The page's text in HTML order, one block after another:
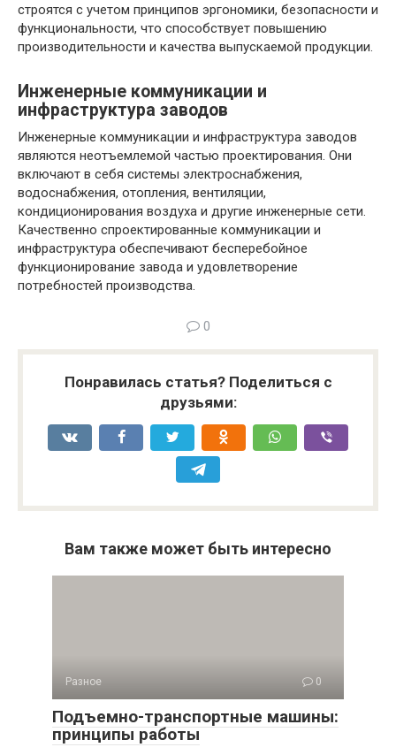
строятся с учетом принципов эргономики, безопасности и
функциональности, что способствует повышению
производительности и качества выпускаемой продукции.
Инженерные коммуникации и
инфраструктура заводов
Инженерные коммуникации и инфраструктура заводов
являются неотъемлемой частью проектирования. Они
включают в себя системы электроснабжения,
водоснабжения, отопления, вентиляции,
кондиционирования воздуха и другие инженерные сети.
Качественно спроектированные коммуникации и
инфраструктура обеспечивают бесперебойное
функционирование завода и удовлетворение
потребностей производства.
0
Понравилась статья? Поделиться с
друзьями:
Вам также может быть интересно
Разное 0
Подъемно-транспортные машины:
принципы работы